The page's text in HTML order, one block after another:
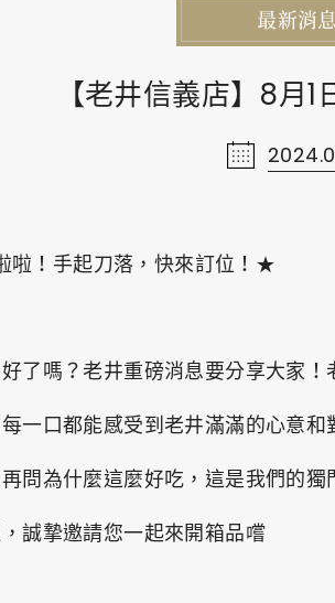
PRIVACY
最新消息
【老井信義店】8月
啦！手起刀落，快來訂位！★
了嗎？老井重磅消息要分享大家！
一口都能感受到老井滿滿的心意和
問為什麼這麼好吃，這是我們的獨
誠摯邀請您一起來開箱品嚐